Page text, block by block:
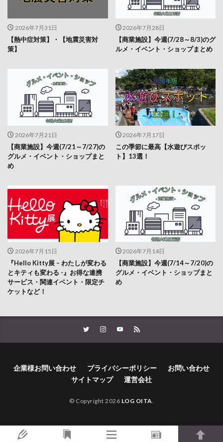
2026年7月31日
【熱中症対策】・【地震災害対
策】
2026年7月28日
【商業施設】今週(7/28～8/3)のグ
ルメ・イベント・ショップまとめ
2026年7月21日
【商業施設】今週(7/21～7/27)の
グルメ・イベント・ショップまと
め
2026年7月17日
この季節に最高【水遊びスポッ
ト】13選！
2026年7月15日
『Hello Kitty展 – わたしが変わる
とキティも変わる -』お得な連携
サービス・関連イベント・限定チ
ケットなど！
2026年7月14日
【商業施設】今週(7/14～7/20)の
グルメ・イベント・ショップまと
め
企業様お問い合わせ プライバシーポリシー
お問い合わせ
サイトマップ
運営会社
© Copyright 2026 LOG OITA